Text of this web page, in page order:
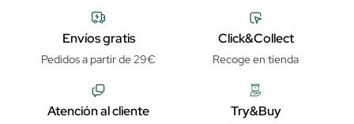
Envíos gratis
Pedidos a partir de 29€
Click&Collect
Recoge en tienda
Atención al cliente Try&Buy